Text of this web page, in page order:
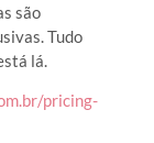
são
Tudo
lá.
pricing-